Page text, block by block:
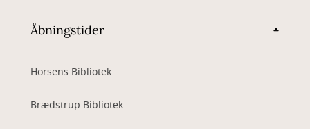
Åbningstider
Horsens Bibliotek
Brædstrup Bibliotek